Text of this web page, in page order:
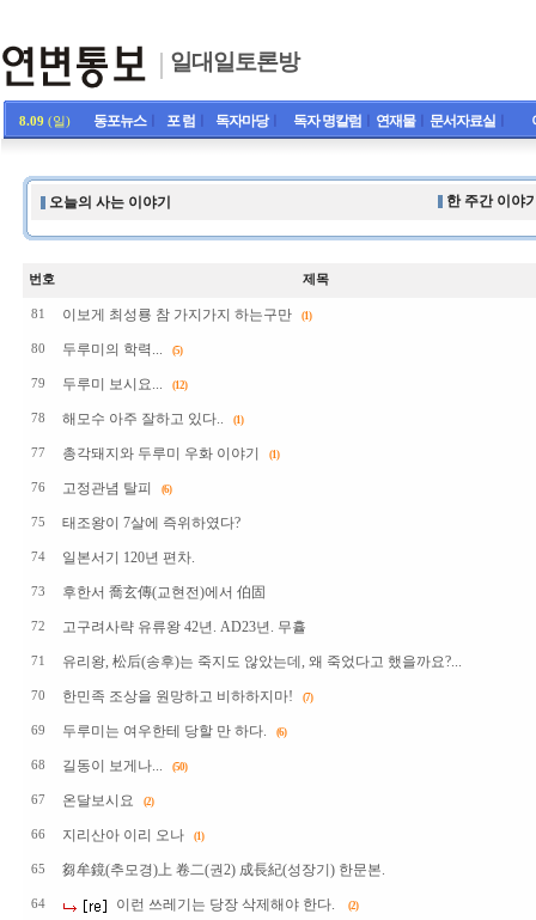
일대일토론방
8.09 (일) 동포뉴스ㅣ 포 럼 독자마당ㅣ 독자 명칼럼 연재물ㅣ 문서자료실
오늘의 사는 이야기 한 주간 이야
번호 제목
81 이보게 최성룡 참 가지가지 하는구만 (1)
80 두루미의 학력... (5)
79 두루미 보시요... (12)
78 해모수 아주 잘하고 있다.. (1)
77 총각돼지와 두루미 우화 이야기 (1)
76 고정관념 탈피 (6)
75 태조왕이 7살에 즉위하였다?
74 일본서기 120년 편차.
73 후한서 喬玄傳(교현전)에서 伯固
72 고구려사략 유류왕 42년. AD23년. 무휼
71 유리왕, 松后(송후)는 죽지도 않았는데, 왜 죽었다고 했을까요?...
70 한민족 조상을 원망하고 비하하지마! (7)
69 두루미는 여우한테 당할 만 하다. (6)
68 길동이 보게나... (50)
67 온달보시요 (2)
66 지리산아 이리 오나 (1)
65 芻牟鏡(추모경)上 卷二(권2) 成長紀(성장기) 한문본.
64 이런 쓰레기는 당장 삭제해야 한다. (2)